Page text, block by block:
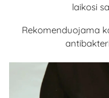
laikosi
Rekomenduojama